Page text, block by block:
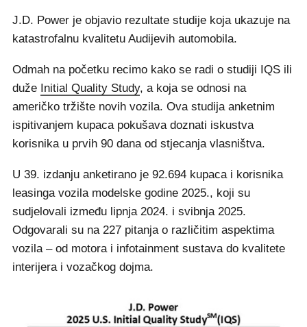
J.D. Power je objavio rezultate studije koja ukazuje na
katastrofalnu kvalitetu Audijevih automobila.
Odmah na početku recimo kako se radi o studiji IQS ili
duže Initial Quality Study, a koja se odnosi na
američko tržište novih vozila. Ova studija anketnim
ispitivanjem kupaca pokušava doznati iskustva
korisnika u prvih 90 dana od stjecanja vlasništva.
U 39. izdanju anketirano je 92.694 kupaca i korisnika
leasinga vozila modelske godine 2025., koji su
sudjelovali između lipnja 2024. i svibnja 2025.
Odgovarali su na 227 pitanja o različitim aspektima
vozila – od motora i infotainment sustava do kvalitete
interijera i vozačkog dojma.